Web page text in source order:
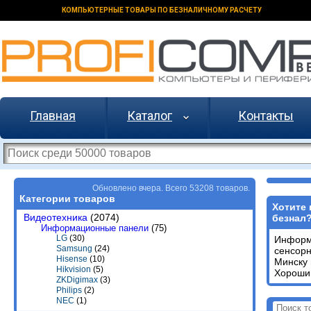
КОМПЬЮТЕРНЫЕ ТОВАРЫ ПО БЕЗНАЛИЧНОМУ РАСЧЕТУ
Главная Каталог Контакты
Обновлено вчера. Всего 53208 товаров.
Категории товаров
Видеотехника (2074)
Информационные панели (75)
LG (30)
Samsung (24)
Hisense (10)
Hikvision (5)
ZKDigimax (3)
Philips (2)
NEC (1)
Хотите